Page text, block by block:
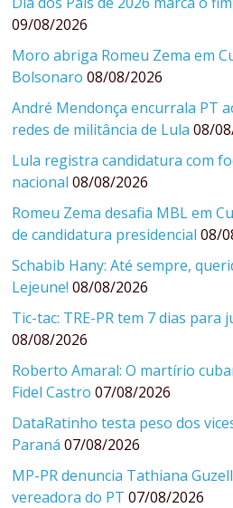
09/08/2026
Moro abriga Romeu Zema em
Bolsonaro 08/08/2026
André Mendonça encurrala PT
redes de militância de Lula 08/
Lula registra candidatura com
nacional 08/08/2026
Romeu Zema desafia MBL em
de candidatura presidencial 08/
Schabib Hany: Até sempre,
Lejeune! 08/08/2026
Tic-tac: TRE-PR tem 7 dias
08/08/2026
Roberto Amaral: O martírio
Fidel Castro 07/08/2026
DataRatinho testa peso dos
Paraná 07/08/2026
MP-PR denuncia Tathiana
vereadora do PT 07/08/2026